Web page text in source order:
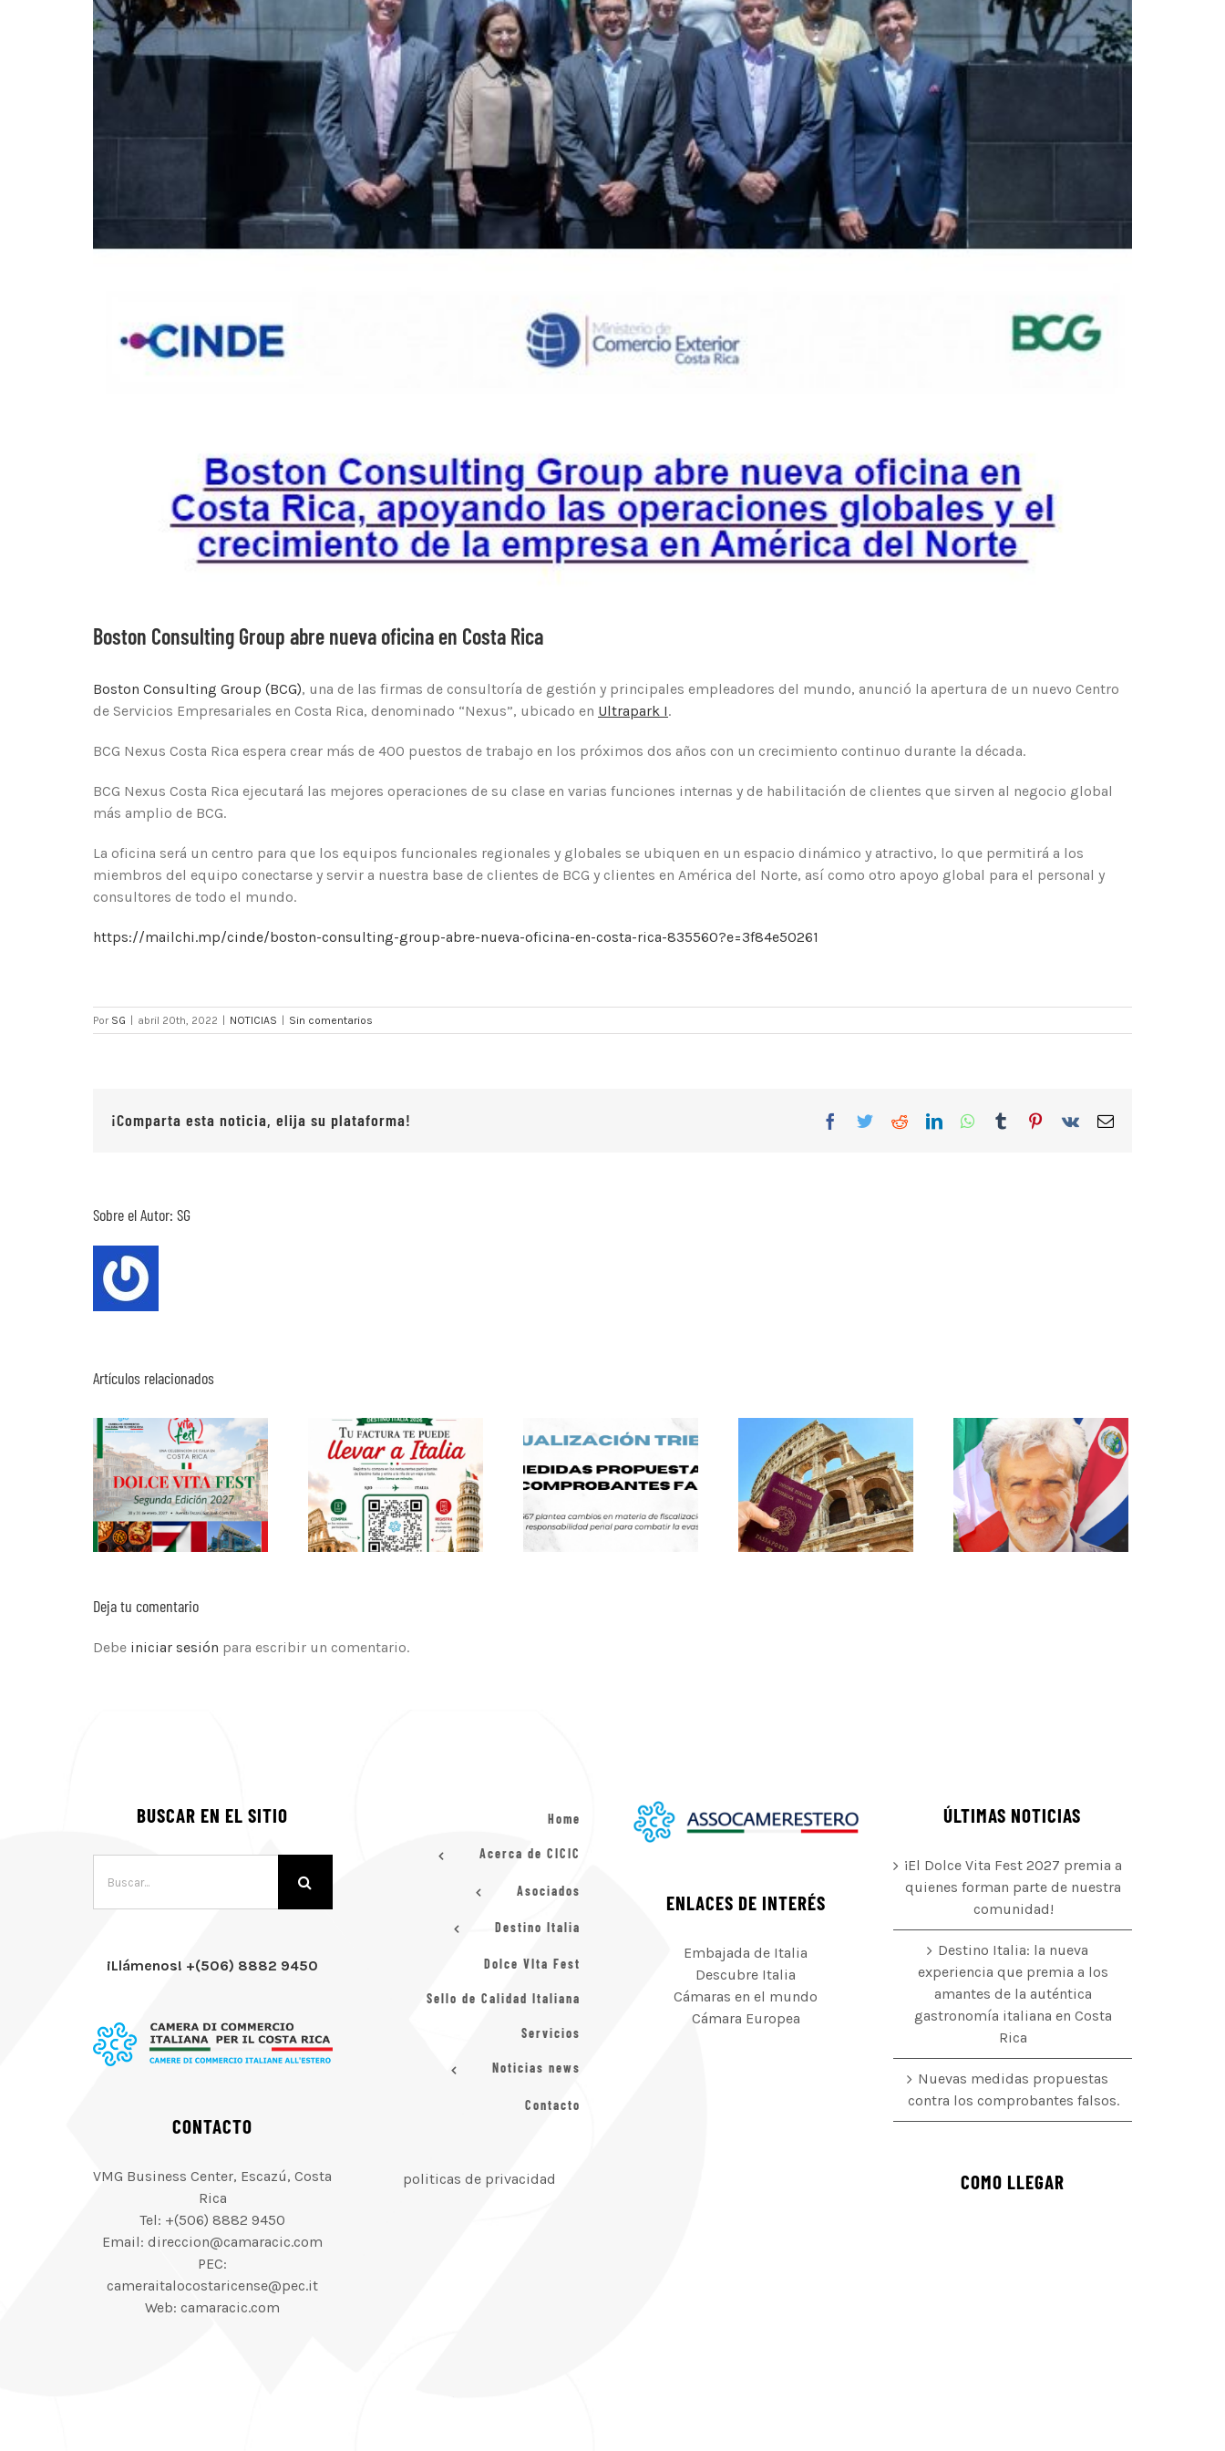
Boston Consulting Group abre nueva oficina en Costa Rica
Boston Consulting Group (BCG), una de las firmas de consultoría de gestión y principales empleadores del mundo, anunció la apertura de un nuevo Centro
de Servicios Empresariales en Costa Rica, denominado “Nexus”, ubicado en Ultrapark I.
BCG Nexus Costa Rica espera crear más de 400 puestos de trabajo en los próximos dos años con un crecimiento continuo durante la década.
BCG Nexus Costa Rica ejecutará las mejores operaciones de su clase en varias funciones internas y de habilitación de clientes que sirven al negocio global
más amplio de BCG.
La oficina será un centro para que los equipos funcionales regionales y globales se ubiquen en un espacio dinámico y atractivo, lo que permitirá a los
miembros del equipo conectarse y servir a nuestra base de clientes de BCG y clientes en América del Norte, así como otro apoyo global para el personal y
consultores de todo el mundo.
https://mailchi.mp/cinde/boston-consulting-group-abre-nueva-oficina-en-costa-rica-835560?e=3f84e50261
Por SG | abril 20th, 2022 | NOTICIAS | Sin comentarios
¡Comparta esta noticia, elija su plataforma! Facebook
TwitterRedditLinkedInWhatsApp
TumblrPinterest
Vk
Correo
Sobre el Autor: SG
Artículos relacionados
Deja tu comentario
Debe iniciar sesión para escribir un comentario.
BUSCAR EN EL SITIO
¡Llámenos! +(506) 8882 9450
CONTACTO
VMG Business Center, Escazú, Costa
Rica
Tel: +(506) 8882 9450
Email: direccion@camaracic.com
PEC:
cameraitalocostaricense@pec.it
Web: camaracic.com
Home
Acerca de CICIC
Asociados
Destino Italia
Dolce VIta Fest
Sello de Calidad Italiana
Servicios
Noticias news
Contacto
politicas de privacidad
ENLACES DE INTERÉS
Embajada de Italia
Descubre Italia
Cámaras en el mundo
Cámara Europea
ÚLTIMAS NOTICIAS
¡El Dolce Vita Fest 2027 premia a
quienes forman parte de nuestra
comunidad!
Destino Italia: la nueva
experiencia que premia a los
amantes de la auténtica
gastronomía italiana en Costa
Rica
Nuevas medidas propuestas
contra los comprobantes falsos.
COMO LLEGAR